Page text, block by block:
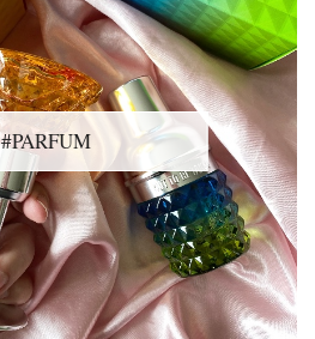
#PARFUM